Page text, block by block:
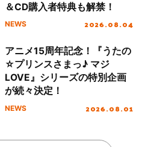
＆CD購入者特典も解禁！
NEWS 2026.08.04
アニメ15周年記念！『うたの
☆プリンスさまっ♪ マジ
LOVE』シリーズの特別企画
が続々決定！
NEWS 2026.08.01